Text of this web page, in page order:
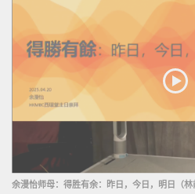
余漫怡师母：得胜有余：昨日，今日，明日（